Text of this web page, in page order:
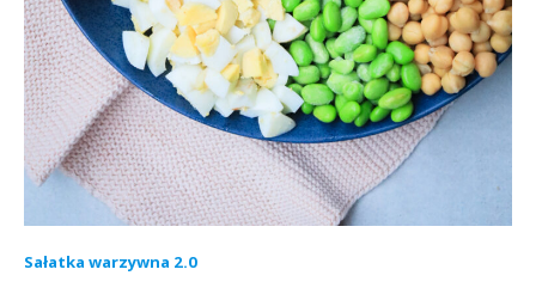
Sałatka warzywna 2.0